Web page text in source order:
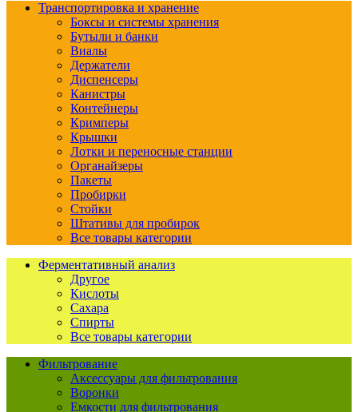
Транспортировка и хранение
Боксы и системы хранения
Бутыли и банки
Виалы
Держатели
Диспенсеры
Канистры
Контейнеры
Кримперы
Крышки
Лотки и переносные станции
Органайзеры
Пакеты
Пробирки
Стойки
Штативы для пробирок
Все товары категории
Ферментативный анализ
Другое
Кислоты
Сахара
Спирты
Все товары категории
Фильтрование
Аксессуары для фильтрования
Воронки
Емкости для фильтрования